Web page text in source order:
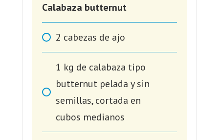
Calabaza butternut
2 cabezas de ajo
1 kg de calabaza tipo
butternut pelada y sin
semillas, cortada en
cubos medianos